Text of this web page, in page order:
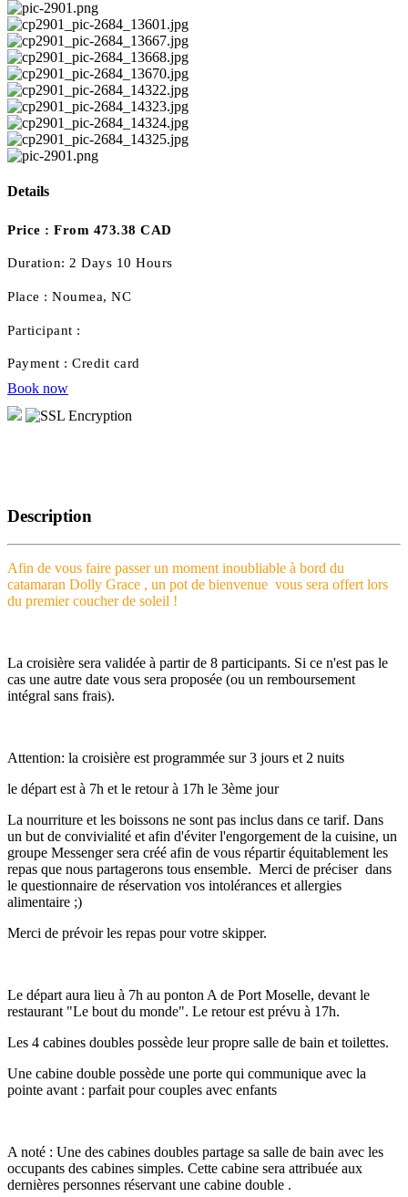
Details
Price : From 473.38 CAD
Duration: 2 Days 10 Hours
Place : Noumea, NC
Participant :
Payment : Credit card
Book now
Description
Afin de vous faire passer un moment inoubliable à bord du
catamaran Dolly Grace , un pot de bienvenue vous sera offert lors
du premier coucher de soleil !
La croisière sera validée à partir de 8 participants. Si ce n'est pas le
cas une autre date vous sera proposée (ou un remboursement
intégral sans frais).
Attention: la croisière est programmée sur 3 jours et 2 nuits
le départ est à 7h et le retour à 17h le 3ème jour
La nourriture et les boissons ne sont pas inclus dans ce tarif. Dans
un but de convivialité et afin d'éviter l'engorgement de la cuisine, un
groupe Messenger sera créé afin de vous répartir équitablement les
repas que nous partagerons tous ensemble. Merci de préciser dans
le questionnaire de réservation vos intolérances et allergies
alimentaire ;)
Merci de prévoir les repas pour votre skipper.
Le départ aura lieu à 7h au ponton A de Port Moselle, devant le
restaurant "Le bout du monde". Le retour est prévu à 17h.
Les 4 cabines doubles possède leur propre salle de bain et toilettes.
Une cabine double possède une porte qui communique avec la
pointe avant : parfait pour couples avec enfants
A noté : Une des cabines doubles partage sa salle de bain avec les
occupants des cabines simples. Cette cabine sera attribuée aux
dernières personnes réservant une cabine double .